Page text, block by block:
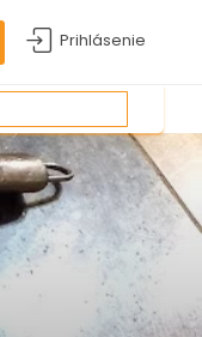
Prihlásenie